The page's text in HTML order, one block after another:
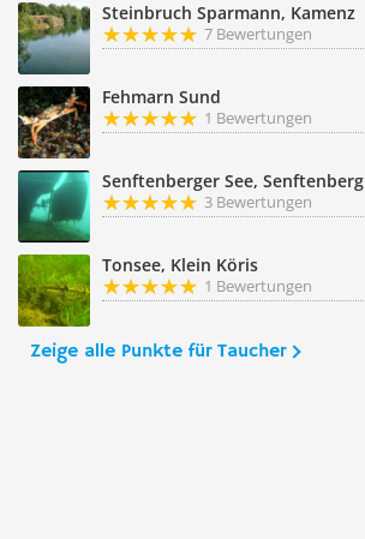
Steinbruch Sparmann, Kamenz
7 Bewertungen
Fehmarn Sund
1 Bewertungen
Senftenberger See, Senftenberg
3 Bewertungen
Tonsee, Klein Köris
1 Bewertungen
Zeige alle Punkte für Taucher